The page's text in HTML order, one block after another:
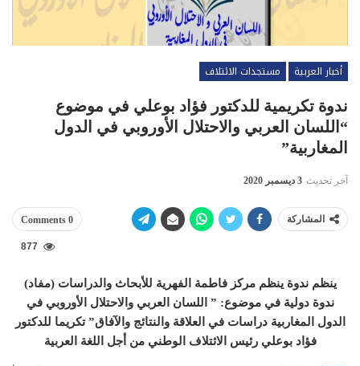
أخبار العربية
مستجدات الائتلاف
ندوة تكريمية للدكتور فؤاد بوعلي في موضوع
“اللسان العربي والاحتلال الأوروبي في الدول
المغاربية”
آخر تحديث 3 ديسمبر 2020
المشاركة 0 Comments
877
ينظم ندوة ينظم مركز فاطمة الفهرية للأبحاث والدراسات (مفاد)
ندوة دولية في موضوع: ” اللسان العربي والاحتلال الأوروبي في
الدول المغاربية دراسات في العلاقة والنتائج والآفاق” تكريما للدكتور
فؤاد بوعلي رئيس الائتلاف الوطني من أجل اللغة العربية